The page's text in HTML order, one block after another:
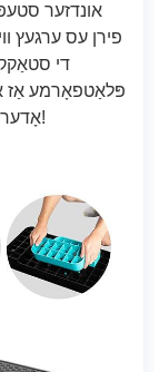
אונדזער
פירן עס ערגעץ
די
פּלאַטפאָרמע אַז
אָדער ווינקל. נאָר שריט צו אַ געזונט לעבן פון איצט!